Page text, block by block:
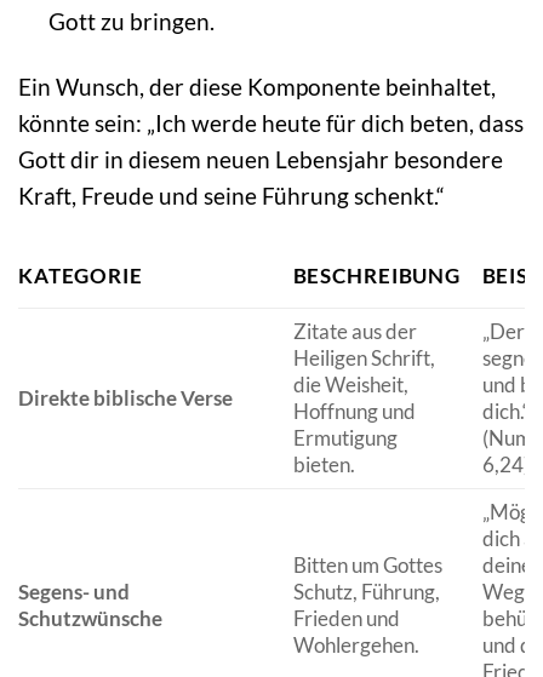
Gott zu bringen.
Ein Wunsch, der diese Komponente beinhaltet,
könnte sein: „Ich werde heute für dich beten, dass
Gott dir in diesem neuen Lebensjahr besondere
Kraft, Freude und seine Führung schenkt.“
KATEGORIE BESCHREIBUNG
Direkte biblische Verse
Zitate aus der
Heiligen Schrift,
die Weisheit,
Hoffnung und
Ermutigung
bieten.
„Der
segne
und
dich.“
6,24)
Segens- und
Schutzwünsche
Bitten um Gottes
Schutz, Führung,
Frieden und
Wohlergehen.
dich
deinen
und